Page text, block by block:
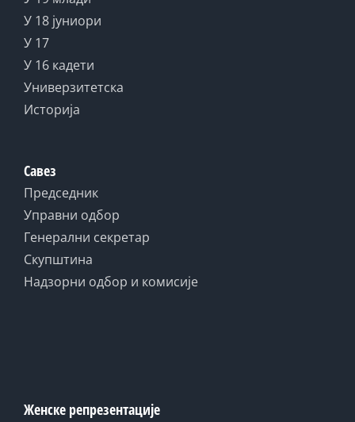
У 18 јуниори
У 17
У 16 кадети
Универзитетска
Историја
Савез
Председник
Управни одбор
Генерални секретар
Скупштина
Надзорни одбор и комисије
Женске репрезентације